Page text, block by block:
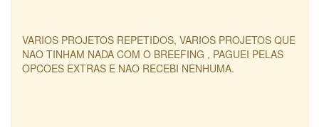
VARIOS PROJETOS REPETIDOS, VARIOS PROJETOS QUE
NAO TINHAM NADA COM O BREEFING , PAGUEI PELAS
OPCOES EXTRAS E NAO RECEBI NENHUMA.